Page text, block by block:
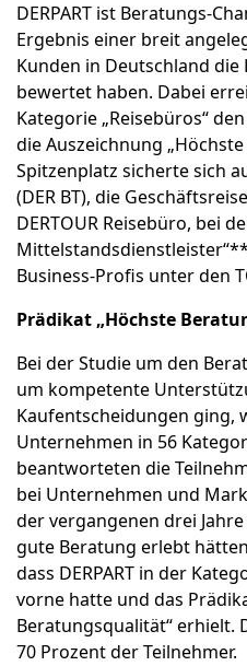
DERPART ist Beratungs-
Ergebnis einer breit
Kunden in Deutschland
bewertet haben. Dabei
Kategorie „Reisebüros“
die Auszeichnung
Spitzenplatz sicherte sich
(DER BT), die
DERTOUR Reisebüro, bei
Business-Profis unter den
Prädikat „Höchste
Bei der Studie um den
um kompetente
Kaufentscheidungen ging,
Unternehmen in 56
beantworteten die
bei Unternehmen und
der vergangenen drei
gute Beratung erlebt
dass DERPART in der
vorne hatte und das
Beratungsqualität“ erhielt.
70 Prozent der Teilnehmer.